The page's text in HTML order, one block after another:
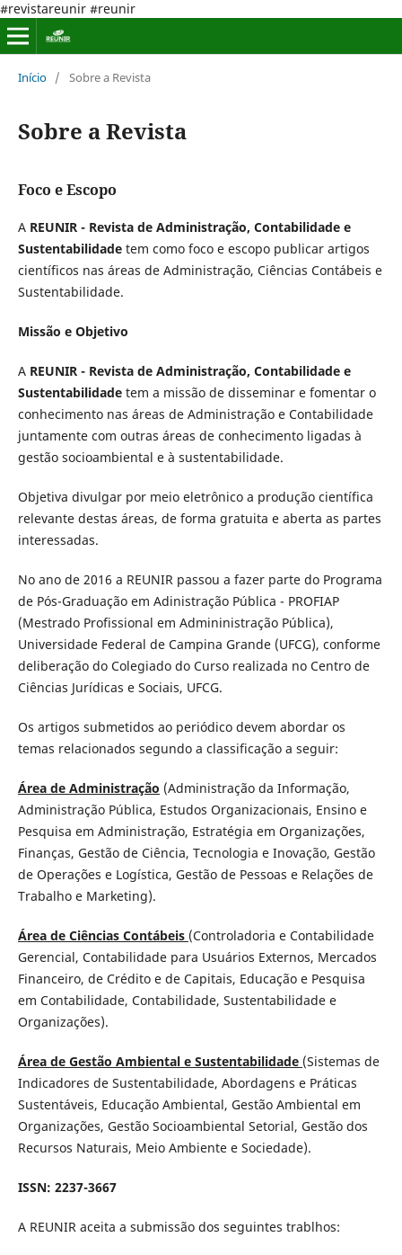
#revistareunir #reunir
Início / Sobre a Revista
Sobre a Revista
Foco e Escopo
A REUNIR - Revista de Administração, Contabilidade e
Sustentabilidade tem como foco e escopo publicar artigos
científicos nas áreas de Administração, Ciências Contábeis e
Sustentabilidade.
Missão e Objetivo
A REUNIR - Revista de Administração, Contabilidade e
Sustentabilidadetem a missão de disseminar e fomentar o
conhecimento nas áreas de Administração e Contabilidade
juntamente com outras áreas de conhecimento ligadas à
gestão socioambiental e à sustentabilidade.
Objetiva divulgar por meio eletrônico a produção científica
relevante destas áreas, de forma gratuita e aberta as partes
interessadas.
No ano de 2016 a REUNIR passou a fazer parte do Programa
de Pós-Graduação em Adinistração Pública - PROFIAP
(Mestrado Profissional em Admininistração Pública),
Universidade Federal de Campina Grande (UFCG), conforme
deliberação do Colegiado do Curso realizada no Centro de
Ciências Jurídicas e Sociais, UFCG.
Os artigos submetidos ao periódico devem abordar os
temas relacionados segundo a classificação a seguir:
Área de Administração (Administração da Informação,
Administração Pública, Estudos Organizacionais, Ensino e
Pesquisa em Administração, Estratégia em Organizações,
Finanças, Gestão de Ciência, Tecnologia e Inovação, Gestão
de Operações e Logística, Gestão de Pessoas e Relações de
Trabalho e Marketing).
Área de Ciências Contábeis (Controladoria e Contabilidade
Gerencial, Contabilidade para Usuários Externos, Mercados
Financeiro, de Crédito e de Capitais, Educação e Pesquisa
em Contabilidade, Contabilidade, Sustentabilidade e
Organizações).
Área de Gestão Ambiental e Sustentabilidade (Sistemas de
Indicadores de Sustentabilidade, Abordagens e Práticas
Sustentáveis, Educação Ambiental, Gestão Ambiental em
Organizações, Gestão Socioambiental Setorial, Gestão dos
Recursos Naturais, Meio Ambiente e Sociedade).
ISSN: 2237-3667
A REUNIR aceita a submissão dos seguintes trablhos: